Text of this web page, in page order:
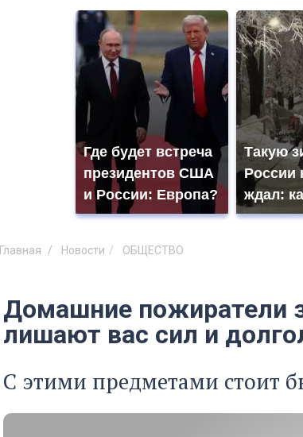
Где будет встреча
президентов США
и России: Европа?
Такую
России
ждал:
Главная Новости ОБЩЕСТВО
Домашние пожиратели
лишают вас сил и
С этими предметами стоит